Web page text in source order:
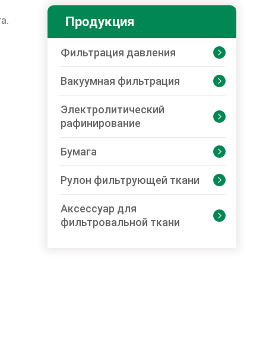
Продукция
Фильтрация давления 
Вакуумная фильтрация 
Электролитический
рафинирование

Бумага 
Рулон фильтрующей ткани 
Аксессуар для
фильтровальной ткани
